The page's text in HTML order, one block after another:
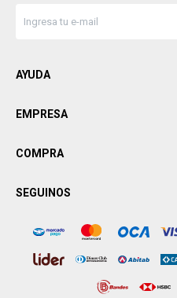
AYUDA
EMPRESA
COMPRA
SEGUINOS